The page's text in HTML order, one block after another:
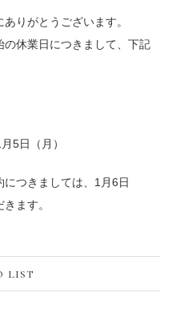
りがとうございます。
休業日につきまして、下記
5日（月）
つきましては、1月6日
ます。
list